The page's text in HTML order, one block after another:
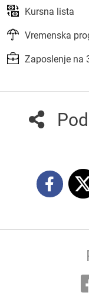
Kursna lista
Vremenska
Zaposlenje na